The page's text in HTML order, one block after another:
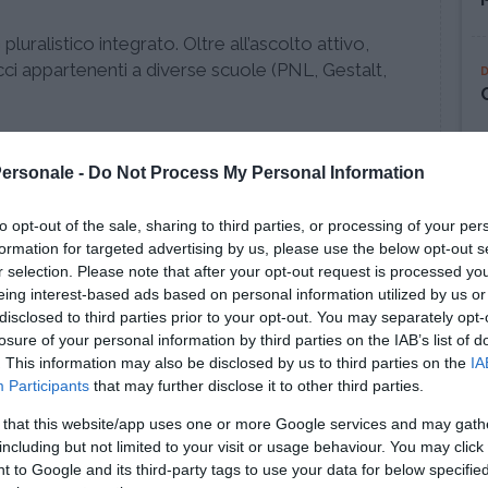
- Do Not Process My Personal Information
opt-out of the sale, sharing to third parties, or processing of your
for targeted advertising by us, please use the below opt-out
selection. Please note that after your opt-out request is processed
interest-based ads based on personal information utilized by us
to third parties prior to your opt-out. You may separately
of your personal information by third parties on the IAB’s list of
This information may also be disclosed by us to third parties on the
Participants that may further disclose it to other third parties.
that this website/app uses one or more Google services and may
but not limited to your visit or usage behaviour. You may
to Google and its third-party tags to use your data for below
integrato. Oltre all’ascolto attivo,
appartenenti a diverse scuole (PNL, Gestalt,
di coppia ed esperienza in ambito di
di comunicazione interculturale
Altre sedi
Milano, Viale Coni Zugna